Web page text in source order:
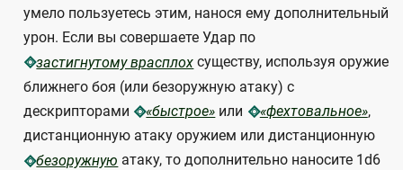
умело пользуетесь этим, нанося ему дополнительный
урон. Если вы совершаете Удар по
застигнутому врасплох существу, используя оружие
ближнего боя (или безоружную атаку) с
дескрипторами
«быстрое» или «фехтовальное»,
дистанционную атаку оружием или дистанционную
безоружную атаку, то дополнительно наносите 1d6